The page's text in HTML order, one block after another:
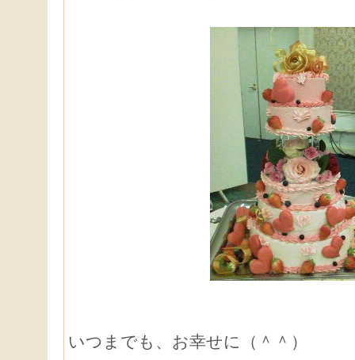
いつまでも、お幸せに（＾＾）